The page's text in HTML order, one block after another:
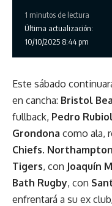
Última actualización:
10/10/2025 8:44 pm
1 minutos de lectura
Este sábado
en cancha: Bristol
fullback, Pedro
Grondona como ala,
Chiefs.
Tigers, con Joaquín
Bath Rugby, con
enfrentará a su ex club,